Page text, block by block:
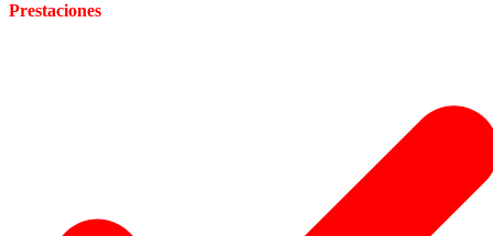
Prestaciones